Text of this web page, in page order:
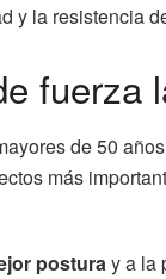
la resistencia
de 50
más
posturay a la